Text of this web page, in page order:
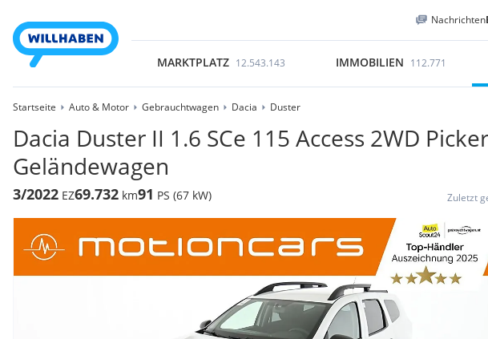
Nachrichten
MARKTPLATZ 12.543.143 IMMOBILIEN 112.771
Startseite Auto & Motor Gebrauchtwagen Dacia Duster
Dacia Duster II 1.6 SCe 115 Access 2WD
Geländewagen
3/2022 EZ69.732 km91 PS (67 kW) Zuletzt